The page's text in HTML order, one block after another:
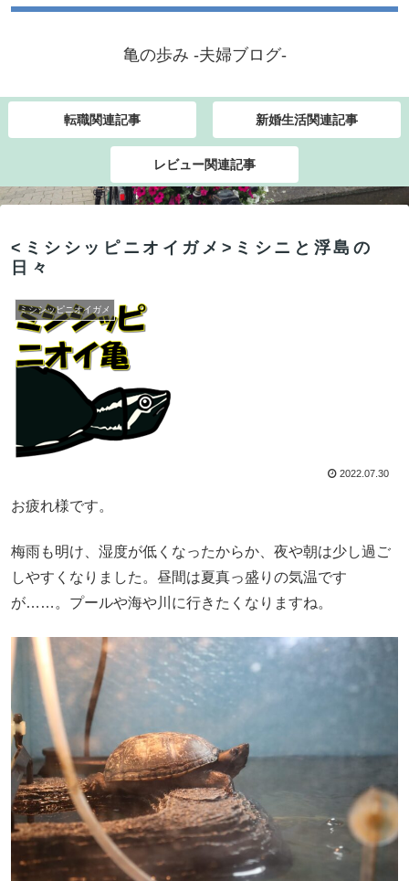
亀の歩み -夫婦ブログ-
転職関連記事 新婚生活関連記事
レビュー関連記事
<ミシシッピニオイガメ>ミシニと浮島の
日々
ミシシッピニオイガメ
2022.07.30
お疲れ様です。
梅雨も明け、湿度が低くなったからか、夜や朝は少し過ご
しやすくなりました。昼間は夏真っ盛りの気温です
が……。プールや海や川に行きたくなりますね。